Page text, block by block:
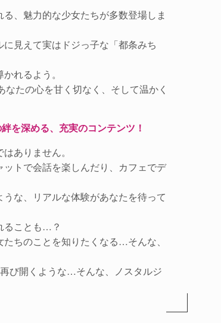
、魅力的な少女たちが多数登場しま
見えて実はドジっ子な「都条みち
れるよう。
たの心を甘く切なく、そして温かく
を深める、充実のコンテンツ！
ありません。
トで会話を楽しんだり、カフェでデ
な、リアルな体験があなたを待って
ることも…？
ちのことを知りたくなる…そんな、
び開くような…そんな、ノスタルジ